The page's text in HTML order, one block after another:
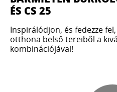
ÉS CS 25
Inspirálódjon, és fedezze
otthona belső tereiből a
kombinációjával!